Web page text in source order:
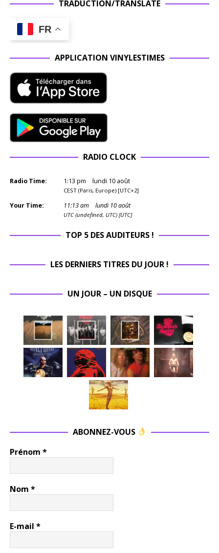
TRADUCTION/TRANSLATE
FR
APPLICATION VINYLESTIMES
RADIO CLOCK
Radio Time: 1:13 pm lundi 10 août
CEST (Paris, Europe) [UTC+2]
Your Time: 11:13am lundi 10 août
UTC (undefined, UTC) [UTC]
TOP 5 DES AUDITEURS !
LES DERNIERS TITRES DU JOUR !
UN JOUR – UN DISQUE
ABONNEZ-VOUS
Prénom *
Nom *
E-mail *